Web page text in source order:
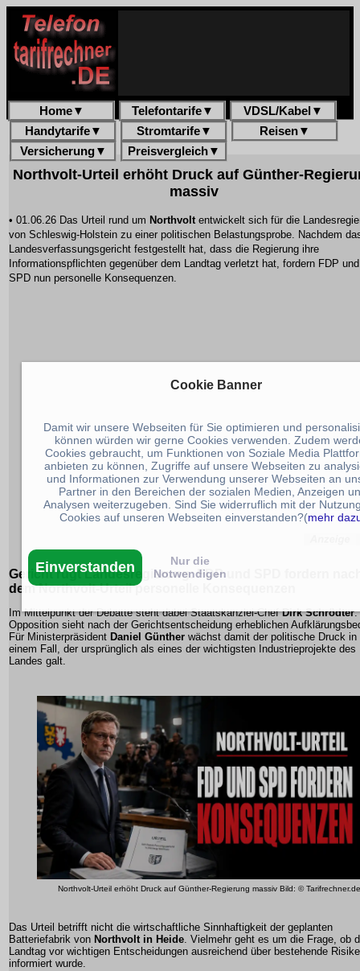
Home▼ Telefontarife▼ VDSL/Kabel ▼
Handytarife▼ Stromtarife▼ Reisen▼
Versicherung▼ Preisvergleich▼
Northvolt-Urteil erhöht Druck auf Günther-
massiv
• 01.06.26 Das Urteil rund um Northvoltentwickelt sich für die
von Schleswig-Holstein zu einer politischen Belastungsprobe. Nachdem
Landesverfassungsgericht festgestellt hat, dass die Regierung ihre
Informationspflichten gegenüber dem Landtag verletzt hat, fordern FDP und
SPD nun personelle Konsequenzen.
Gericht rügt Landesregierung:FDP und SPD fordern
dem Northvolt-Urteil personelle Konsequenzen
Im Mittelpunkt der Debatte steht dabei Staatskanzlei-ChefDirk Schrödter.
Opposition sieht nach der Gerichtsentscheidung erheblichen
Für Ministerpräsident Daniel Günther wächst damit der politische Druck in
einem Fall, der ursprünglich als eines der wichtigsten Industrieprojekte des
Landes galt.
Northvolt-Urteil erhöht Druck auf Günther-Regierung massiv Bild: © Tarifrechner.de
Das Urteil betrifft nicht die wirtschaftliche Sinnhaftigkeit der geplanten
Batteriefabrik von Northvolt in Heide. Vielmehr geht es um die Frage, ob
Landtag vor wichtigen Entscheidungen ausreichend über bestehende
informiert wurde.
Cookie Banner
Damit wir unsere Webseiten für Sie optimieren und
können würden wir gerne Cookies verwenden. Zudem
Cookies gebraucht, um Funktionen von Soziale Media
anbieten zu können, Zugriffe auf unsere Webseiten zu
und Informationen zur Verwendung unserer Webseiten an
Partner in den Bereichen der sozialen Medien, Anzeigen
Analysen weiterzugeben. Sind Sie widerruflich mit der
Cookies auf unseren Webseiten einverstanden?(mehr
Einverstanden
Nur die
Notwendigen